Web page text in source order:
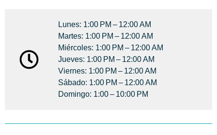
Lunes: 1:00 PM – 12:00 AM
Martes: 1:00 PM – 12:00 AM
Miércoles: 1:00 PM – 12:00 AM
Jueves: 1:00 PM – 12:00 AM
Viernes: 1:00 PM – 12:00 AM
Sábado: 1:00 PM – 12:00 AM
Domingo: 1:00 – 10:00 PM